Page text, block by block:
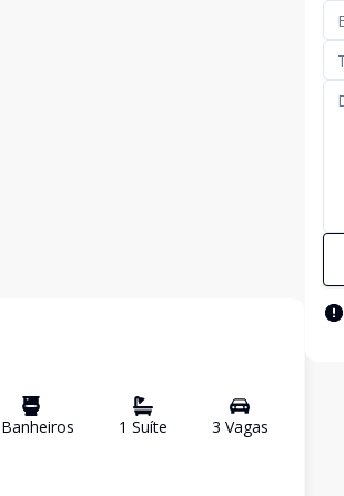
s 1 Suíte 3 Vagas